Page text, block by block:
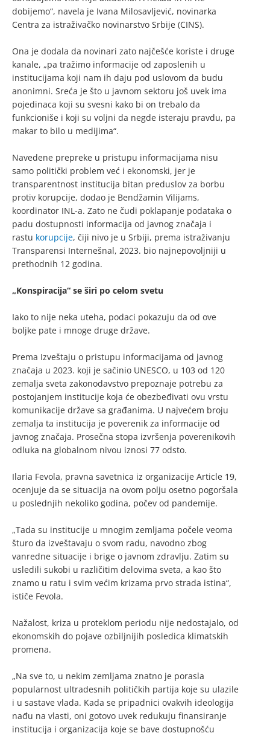
dobijemo“, navela je Ivana Milosavljević, novinarka
Centra za istraživačko novinarstvo Srbije (CINS).
Ona je dodala da novinari zato najčešće koriste i druge
kanale, „pa tražimo informacije od zaposlenih u
institucijama koji nam ih daju pod uslovom da budu
anonimni. Sreća je što u javnom sektoru još uvek ima
pojedinaca koji su svesni kako bi on trebalo da
funkcioniše i koji su voljni da negde isteraju pravdu, pa
makar to bilo u medijima“.
Navedene prepreke u pristupu informacijama nisu
samo politički problem već i ekonomski, jer je
transparentnost institucija bitan preduslov za borbu
protiv korupcije, dodao je Bendžamin Vilijams,
koordinator INL-a. Zato ne čudi poklapanje podataka o
padu dostupnosti informacija od javnog značaja i
rastu korupcije, čiji nivo je u Srbiji, prema istraživanju
Transparensi Internešnal, 2023. bio najnepovoljniji u
prethodnih 12 godina.
„Konspiracija“ se širi po celom svetu
Iako to nije neka uteha, podaci pokazuju da od ove
boljke pate i mnoge druge države.
Prema Izveštaju o pristupu informacijama od javnog
značaja u 2023. koji je sačinio UNESCO, u 103 od 120
zemalja sveta zakonodavstvo prepoznaje potrebu za
postojanjem institucije koja će obezbeđivati ovu vrstu
komunikacije države sa građanima. U najvećem broju
zemalja ta institucija je poverenik za informacije od
javnog značaja. Prosečna stopa izvršenja poverenikovih
odluka na globalnom nivou iznosi 77 odsto.
Ilaria Fevola, pravna savetnica iz organizacije Article 19,
ocenjuje da se situacija na ovom polju osetno pogoršala
u poslednjih nekoliko godina, počev od pandemije.
„Tada su institucije u mnogim zemljama počele veoma
šturo da izveštavaju o svom radu, navodno zbog
vanredne situacije i brige o javnom zdravlju. Zatim su
usledili sukobi u različitim delovima sveta, a kao što
znamo u ratu i svim većim krizama prvo strada istina“,
ističe Fevola.
Nažalost, kriza u proteklom periodu nije nedostajalo, od
ekonomskih do pojave ozbiljnijih posledica klimatskih
promena.
„Na sve to, u nekim zemljama znatno je porasla
popularnost ultradesnih političkih partija koje su ulazile
i u sastave vlada. Kada se pripadnici ovakvih ideologija
nađu na vlasti, oni gotovo uvek redukuju finansiranje
institucija i organizacija koje se bave dostupnošću